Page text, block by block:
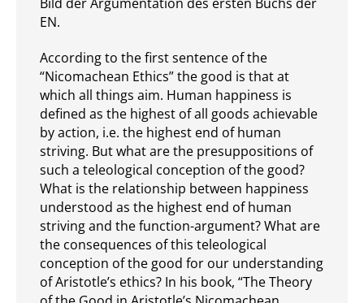
EN.
According to the first sentence of the
“Nicomachean Ethics” the good is that at
which all things aim. Human happiness is
defined as the highest of all goods achievable
by action, i.e. the highest end of human
striving. But what are the presuppositions of
such a teleological conception of the good?
What is the relationship between happiness
understood as the highest end of human
striving and the function-argument? What are
the consequences of this teleological
conception of the good for our understanding
of Aristotle’s ethics? In his book, “The Theory